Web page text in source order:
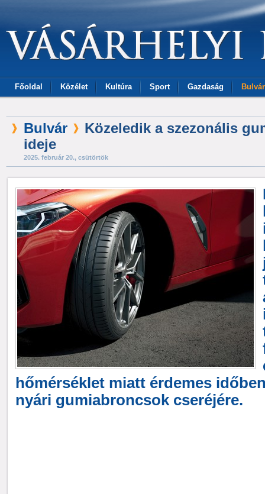
Főoldal Közélet Kultúra Sport Gazdaság Bulvár
Bulvár
Közeledik a szezonális
ideje
2025. február 20., csütörtök
hőmérséklet miatt érdemes
nyári gumiabroncsok cseréjére.